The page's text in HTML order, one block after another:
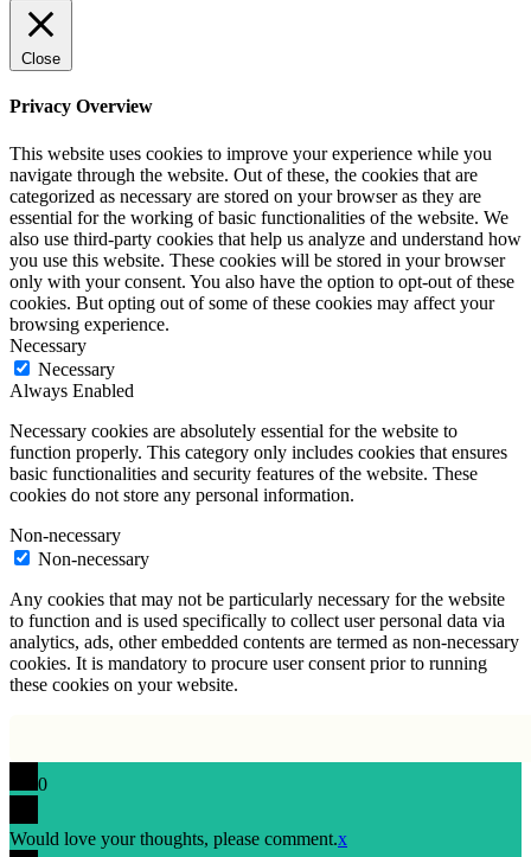
Close
Privacy Overview
This website uses cookies to improve your experience while you
navigate through the website. Out of these, the cookies that are
categorized as necessary are stored on your browser as they are
essential for the working of basic functionalities of the website. We
also use third-party cookies that help us analyze and understand how
you use this website. These cookies will be stored in your browser
only with your consent. You also have the option to opt-out of these
cookies. But opting out of some of these cookies may affect your
browsing experience.
Necessary
Necessary
Always Enabled
Necessary cookies are absolutely essential for the website to
function properly. This category only includes cookies that ensures
basic functionalities and security features of the website. These
cookies do not store any personal information.
Non-necessary
Non-necessary
Any cookies that may not be particularly necessary for the website
to function and is used specifically to collect user personal data via
analytics, ads, other embedded contents are termed as non-necessary
cookies. It is mandatory to procure user consent prior to running
these cookies on your website.
0
Would love your thoughts, please comment.x